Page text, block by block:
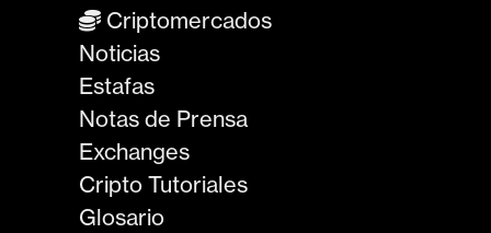
Criptomercados
Noticias
Estafas
Notas de Prensa
Exchanges
Cripto Tutoriales
Glosario